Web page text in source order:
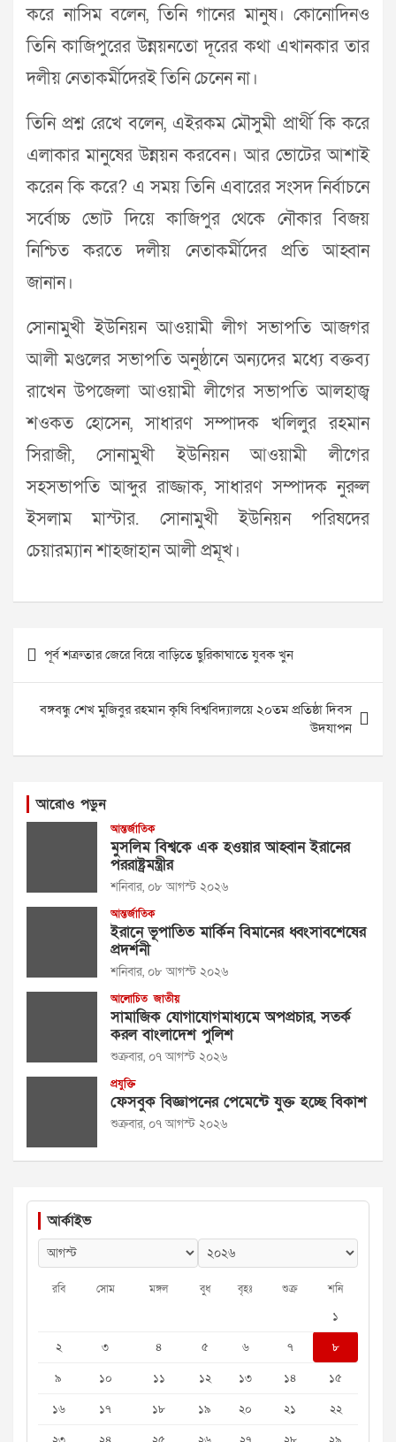
করে নাসিম বলেন, তিনি গানের মানুষ। কোনোদিনও
তিনি কাজিপুরের উন্নয়নতো দূরের কথা এখানকার তার
দলীয় নেতাকর্মীদেরই তিনি চেনেন না।
তিনি প্রশ্ন রেখে বলেন, এইরকম মৌসুমী প্রার্থী কি করে
এলাকার মানুষের উন্নয়ন করবেন। আর ভোটের আশাই
করেন কি করে? এ সময় তিনি এবারের সংসদ নির্বাচনে
সর্বোচ্চ ভোট দিয়ে কাজিপুর থেকে নৌকার বিজয়
নিশ্চিত করতে দলীয় নেতাকর্মীদের প্রতি আহ্বান
জানান।
সোনামুখী ইউনিয়ন আওয়ামী লীগ সভাপতি আজগর
আলী মণ্ডলের সভাপতি অনুষ্ঠানে অন্যদের মধ্যে বক্তব্য
রাখেন উপজেলা আওয়ামী লীগের সভাপতি আলহাজ্ব
শওকত হোসেন, সাধারণ সম্পাদক খলিলুর রহমান
সিরাজী, সোনামুখী ইউনিয়ন আওয়ামী লীগের
সহসভাপতি আব্দুর রাজ্জাক, সাধারণ সম্পাদক নুরুল
ইসলাম মাস্টার. সোনামুখী ইউনিয়ন পরিষদের
চেয়ারম্যান শাহজাহান আলী প্রমূখ।
Post
navigation
পূর্ব শত্রুতার জেরে বিয়ে বাড়িতে ছুরিকাঘাতে যুবক খুন
বঙ্গবন্ধু শেখ মুজিবুর রহমান কৃষি বিশ্ববিদ্যালয়ে ২০তম প্রতিষ্ঠা দিবস
উদযাপন
আরোও পড়ুন
আন্তর্জাতিক
মুসলিম বিশ্বকে এক হওয়ার আহ্বান ইরানের
পররাষ্ট্রমন্ত্রীর
শনিবার, ০৮ আগস্ট ২০২৬
আন্তর্জাতিক
ইরানে ভূপাতিত মার্কিন বিমানের ধ্বংসাবশেষের
প্রদর্শনী
শনিবার, ০৮ আগস্ট ২০২৬
আলোচিত জাতীয়
সামাজিক যোগাযোগমাধ্যমে অপপ্রচার, সতর্ক
করল বাংলাদেশ পুলিশ
শুক্রবার, ০৭ আগস্ট ২০২৬
প্রযুক্তি
ফেসবুক বিজ্ঞাপনের পেমেন্টে যুক্ত হচ্ছে বিকাশ
শুক্রবার, ০৭ আগস্ট ২০২৬
আর্কাইভ
রবি সোম মঙ্গল বুধ বৃহঃ শুক্র শনি
১
২
৩ ৪ ৫ ৬ ৭
৮
৯
১০ ১১ ১২ ১৩ ১৪
১৫
১৬
১৭ ১৮ ১৯ ২০ ২১
২২